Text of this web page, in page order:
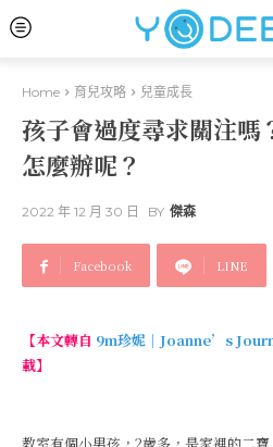
Home 育兒攻略 兒童成長
孩子會過度尋求關注嗎
怎麼辦呢？
2022 年 12 月 30 日 BY 傑森
Facebook LINE
【本文轉自 9m珍妮｜Joanne’s
載】